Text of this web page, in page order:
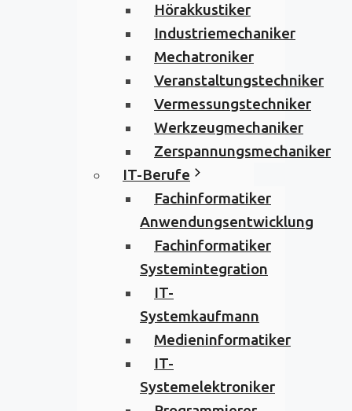
Hörakkustiker
Industriemechaniker
Mechatroniker
Veranstaltungstechniker
Vermessungstechniker
Werkzeugmechaniker
Zerspannungsmechaniker
IT-Berufe
Fachinformatiker
Anwendungsentwicklung
Fachinformatiker
Systemintegration
IT-
Systemkaufmann
Medieninformatiker
IT-
Systemelektroniker